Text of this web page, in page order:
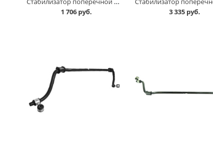
1 706 руб. 3 335 руб.